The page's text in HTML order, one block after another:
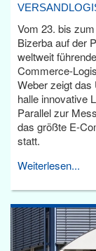
Vom 23. bis
Bizerba auf der
weltweit
Commerce-
Weber zeigt
halle innovative
Parallel zur
das größte E-
statt.
Weiterlesen...